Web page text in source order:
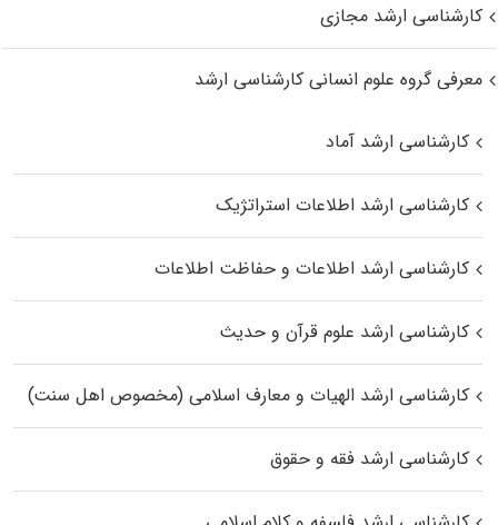
کارشناسی ارشد مجازی
معرفی گروه علوم انسانی کارشناسی ارشد
کارشناسی ارشد آماد
کارشناسی ارشد اطلاعات استراتژیک
کارشناسی ارشد اطلاعات و حفاظت اطلاعات
کارشناسی ارشد علوم قرآن و حدیث
کارشناسی ارشد الهیات و معارف اسلامی (مخصوص اهل سنت)
کارشناسی ارشد فقه و حقوق